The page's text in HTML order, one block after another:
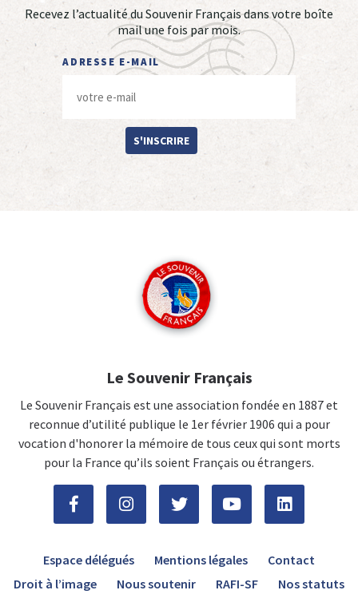
Recevez l’actualité du Souvenir Français dans votre boîte
mail une fois par mois.
ADRESSE E-MAIL
S'INSCRIRE
Le Souvenir Français
Le Souvenir Français est une association fondée en 1887 et
reconnue d’utilité publique le 1er février 1906 qui a pour
vocation d'honorer la mémoire de tous ceux qui sont morts
pour la France qu’ils soient Français ou étrangers.
Espace délégués Mentions légales
Contact
Droit à l’image
Nous soutenir RAFI-SF Nos statuts